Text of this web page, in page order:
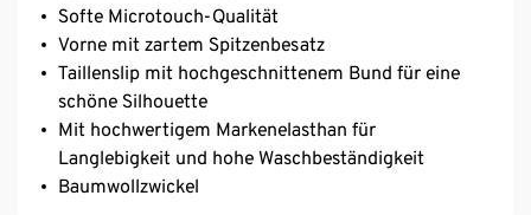
Softe Microtouch-Qualität
Vorne mit zartem Spitzenbesatz
Taillenslip mit hochgeschnittenem Bund für eine
schöne Silhouette
Mit hochwertigem Markenelasthan für
Langlebigkeit und hohe Waschbeständigkeit
Baumwollzwickel